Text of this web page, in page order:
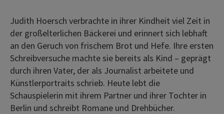
Judith Hoersch verbrachte in ihrer Kindheit viel Zeit in
der großelterlichen Bäckerei und erinnert sich lebhaft
an den Geruch von frischem Brot und Hefe. Ihre ersten
Schreibversuche machte sie bereits als Kind – geprägt
durch ihren Vater, der als Journalist arbeitete und
Künstlerportraits schrieb. Heute lebt die
Schauspielerin mit ihrem Partner und ihrer Tochter in
Berlin und schreibt Romane und Drehbücher.